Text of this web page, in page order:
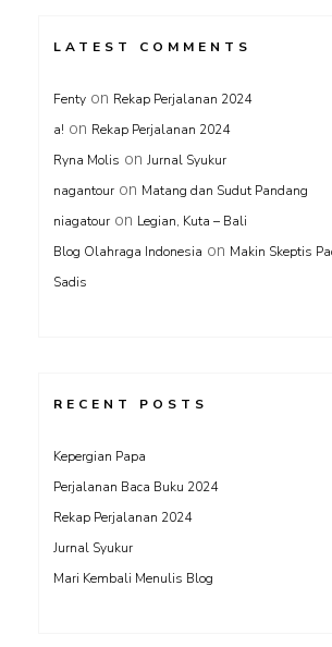
LATEST COMMENTS
Fenty on Rekap Perjalanan 2024
a! on Rekap Perjalanan 2024
Ryna Molis on Jurnal Syukur
nagantour on Matang dan Sudut Pandang
niagatour on Legian, Kuta – Bali
Blog Olahraga Indonesia on Makin Skeptis
Sadis
RECENT POSTS
Kepergian Papa
Perjalanan Baca Buku 2024
Rekap Perjalanan 2024
Jurnal Syukur
Mari Kembali Menulis Blog